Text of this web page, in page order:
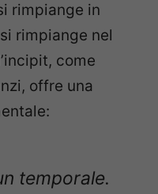
rimpiange in
rimpiange nel
come
offre una
temporale.